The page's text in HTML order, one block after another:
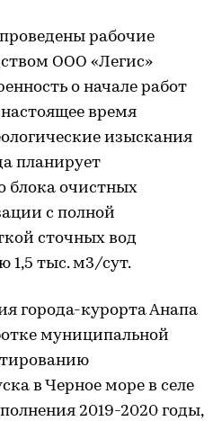
рабочие
ООО «Легис»
о начале работ
время
изыскания
планирует
блока очистных
с полной
сточных вод
1,5 тыс. м3/сут.
города-курорта Анапа
муниципальной
в Черное море в селе
2019-2020 годы,